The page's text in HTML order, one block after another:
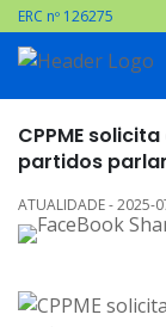
ERC nº 126275
CPPME
partidos
ATUALIDADE - 2025-